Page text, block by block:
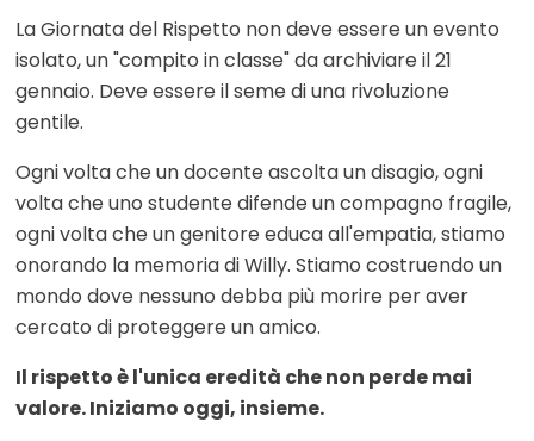
La Giornata del Rispetto non deve essere un evento
isolato, un "compito in classe" da archiviare il 21
gennaio. Deve essere il seme di una rivoluzione
gentile.
Ogni volta che un docente ascolta un disagio, ogni
volta che uno studente difende un compagno fragile,
ogni volta che un genitore educa all'empatia, stiamo
onorando la memoria di Willy. Stiamo costruendo un
mondo dove nessuno debba più morire per aver
cercato di proteggere un amico.
Il rispetto è l'unica eredità che non perde mai
valore. Iniziamo oggi, insieme.